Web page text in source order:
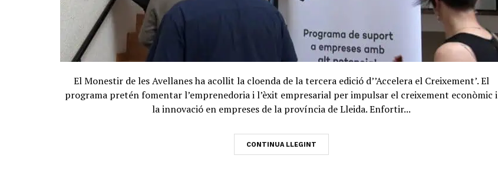
El Monestir de les Avellanes ha acollit la cloenda de la tercera edició d’’Accelera el Creixement’. El
programa pretén fomentar l’emprenedoria i l’èxit empresarial per impulsar el creixement econòmic i
la innovació en empreses de la província de Lleida. Enfortir...
CONTINUA LLEGINT